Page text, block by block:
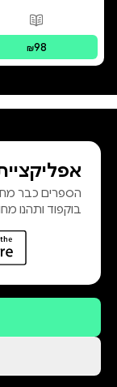
₪98
הספרים כבר
בוקפוד ותהנו